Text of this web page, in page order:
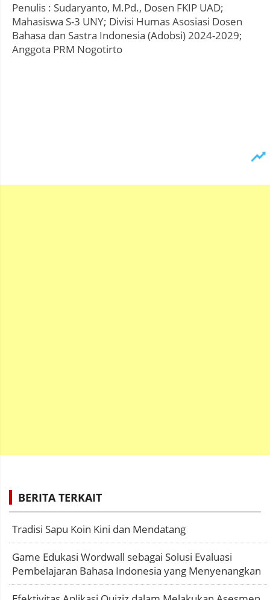
Penulis : Sudaryanto, M.Pd., Dosen FKIP UAD;
Mahasiswa S-3 UNY; Divisi Humas Asosiasi Dosen
Bahasa dan Sastra Indonesia (Adobsi) 2024-2029;
Anggota PRM Nogotirto
BERITA TERKAIT
Tradisi Sapu Koin Kini dan Mendatang
Game Edukasi Wordwall sebagai Solusi Evaluasi
Pembelajaran Bahasa Indonesia yang Menyenangkan